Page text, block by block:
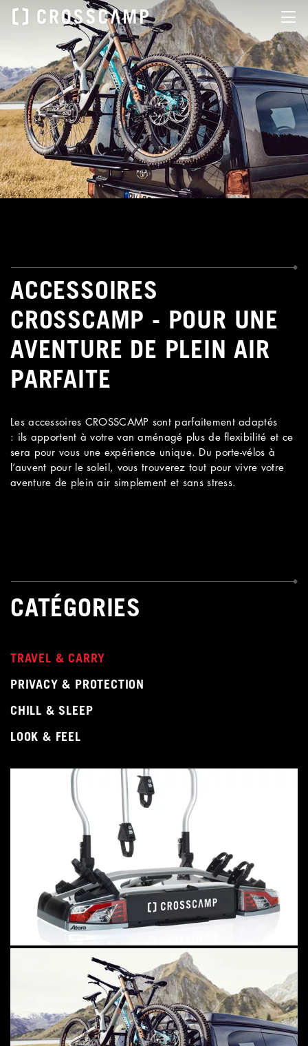
ACCESSOIRES
CROSSCAMP - POUR UNE
AVENTURE DE PLEIN AIR
PARFAITE
Les accessoires CROSSCAMP sont parfaitement adaptés
: ils apportent à votre van aménagé plus de flexibilité et ce
sera pour vous une expérience unique. Du porte-vélos à
l’auvent pour le soleil, vous trouverez tout pour vivre votre
aventure de plein air simplement et sans stress.
CATÉGORIES
TRAVEL & CARRY
PRIVACY & PROTECTION
CHILL & SLEEP
LOOK & FEEL